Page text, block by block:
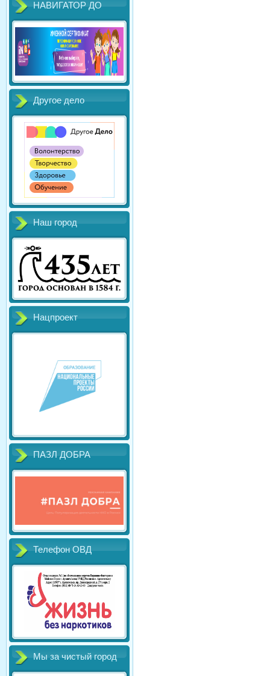
НАВИГАТОР ДО
Другое дело
Наш город
Нацпроект
ПАЗЛ ДОБРА
Телефон ОВД
Мы за чистый город